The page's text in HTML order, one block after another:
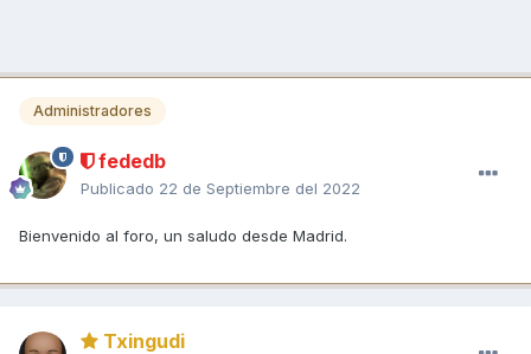
Administradores
fededb
Publicado 22 de Septiembre del 2022
Bienvenido al foro, un saludo desde Madrid.
Txingudi